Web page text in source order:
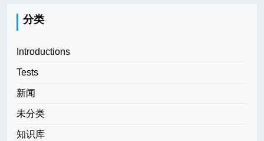
分类
Introductions
Tests
新闻
未分类
知识库